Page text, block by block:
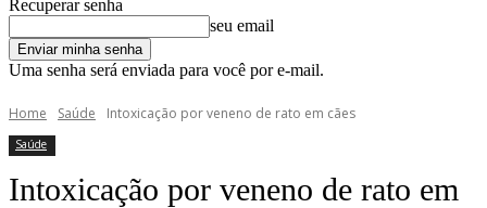
Recuperar senha
seu email
Uma senha será enviada para você por e-mail.
Home Saúde Intoxicação por veneno de rato em cães
Saúde
Intoxicação por veneno de rato em